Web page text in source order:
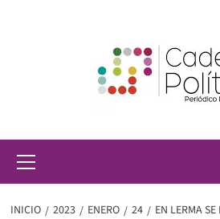
principal
INICIO 2023 ENERO 24
EN LERMA